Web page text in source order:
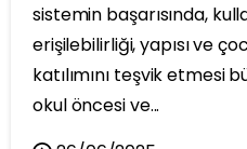
sistemin başarısında,
erişilebilirliği, yapısı ve
katılımını teşvik etmesi
okul öncesi ve...